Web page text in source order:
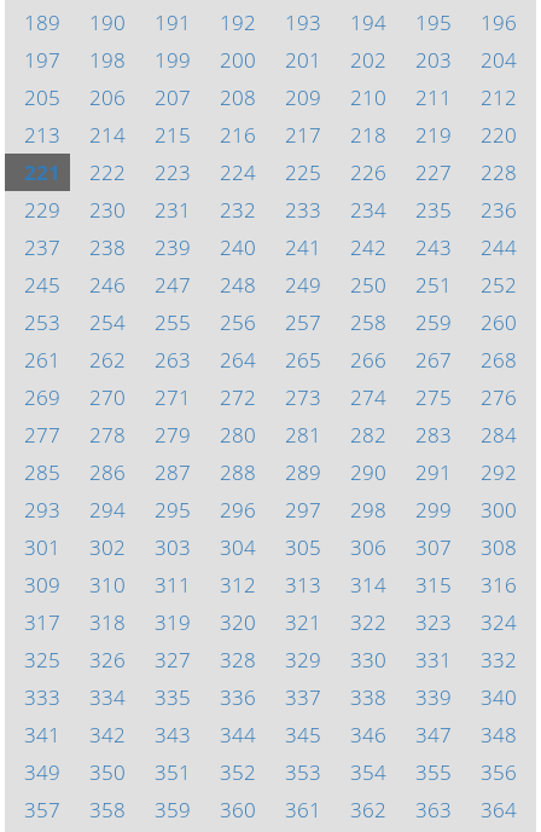
189
190 191 192 193 194 195
196
197
198 199 200 201 202 203
204
205
206 207 208 209 210 211
212
213
214 215 216 217 218 219
220
221
222 223 224 225 226 227
228
229
230 231 232 233 234 235
236
237
238 239 240 241 242 243
244
245
246 247 248 249 250 251
252
253
254 255 256 257 258 259
260
261
262 263 264 265 266 267
268
269
270 271 272 273 274 275
276
277
278 279 280 281 282 283
284
285
286 287 288 289 290 291
292
293
294 295 296 297 298 299
300
301
302 303 304 305 306 307
308
309
310 311 312 313 314 315
316
317
318 319 320 321 322 323
324
325
326 327 328 329 330 331
332
333
334 335 336 337 338 339
340
341
342 343 344 345 346 347
348
349
350 351 352 353 354 355
356
357
358 359 360 361 362 363 364